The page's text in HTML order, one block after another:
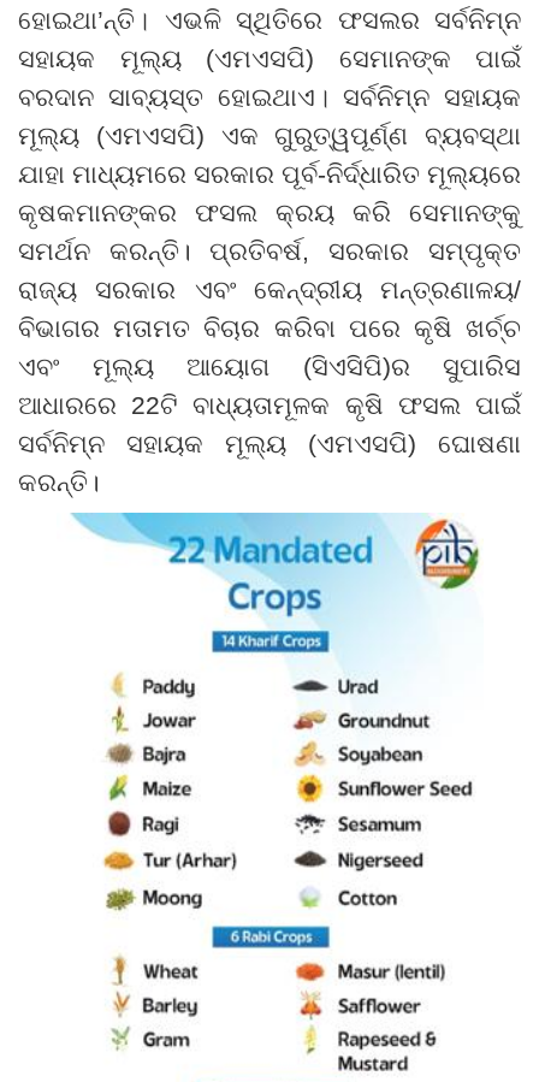
ହୋଇଥା’ନ୍ତି ।
ଏଭଳି ସ୍ଥିତିରେ ଫସଲର ସର୍ବନିମ୍ନ
ସହାୟକ ମୂଲ୍ୟ(ଏମଏସପି) ସେମାନଙ୍କ ପାଇଁ
ବରଦାନ ସାବ୍ୟସ୍ତ ହୋଇଥାଏ । ସର୍ବନିମ୍ନ ସହାୟକ
ମୂଲ୍ୟ (ଏମଏସପି) ଏକ ଗୁରୁତ୍ୱପୂର୍ଣ୍ଣ ବ୍ୟବସ୍ଥା
ଯାହା ମାଧ୍ୟମରେ ସରକାର ପୂର୍ବ-ନିର୍ଦ୍ଧାରିତ ମୂଲ୍ୟରେ
କୃଷକମାନଙ୍କର ଫସଲ କ୍ରୟ କରି ସେମାନଙ୍କୁ
ସମର୍ଥନ କରନ୍ତି। ପ୍ରତିବର୍ଷ, ସରକାର ସମ୍ପୃକ୍ତ
ରାଜ୍ୟ ସରକାର ଏବଂ କେନ୍ଦ୍ରୀୟ ମନ୍ତ୍ରଣାଳୟ/
ବିଭାଗର ମତାମତ ବିଚାର କରିବା ପରେ କୃଷି ଖର୍ଚ୍ଚ
ଏବଂ ମୂଲ୍ୟ ଆୟୋଗ (ସିଏସିପି)ର ସୁପାରିସ
ଆଧାରରେ 22ଟି ବାଧ୍ୟତାମୂଳକ କୃଷି ଫସଲ ପାଇଁ
ସର୍ବନିମ୍ନ ସହାୟକ ମୂଲ୍ୟ (ଏମଏସପି) ଘୋଷଣା
କରନ୍ତି।